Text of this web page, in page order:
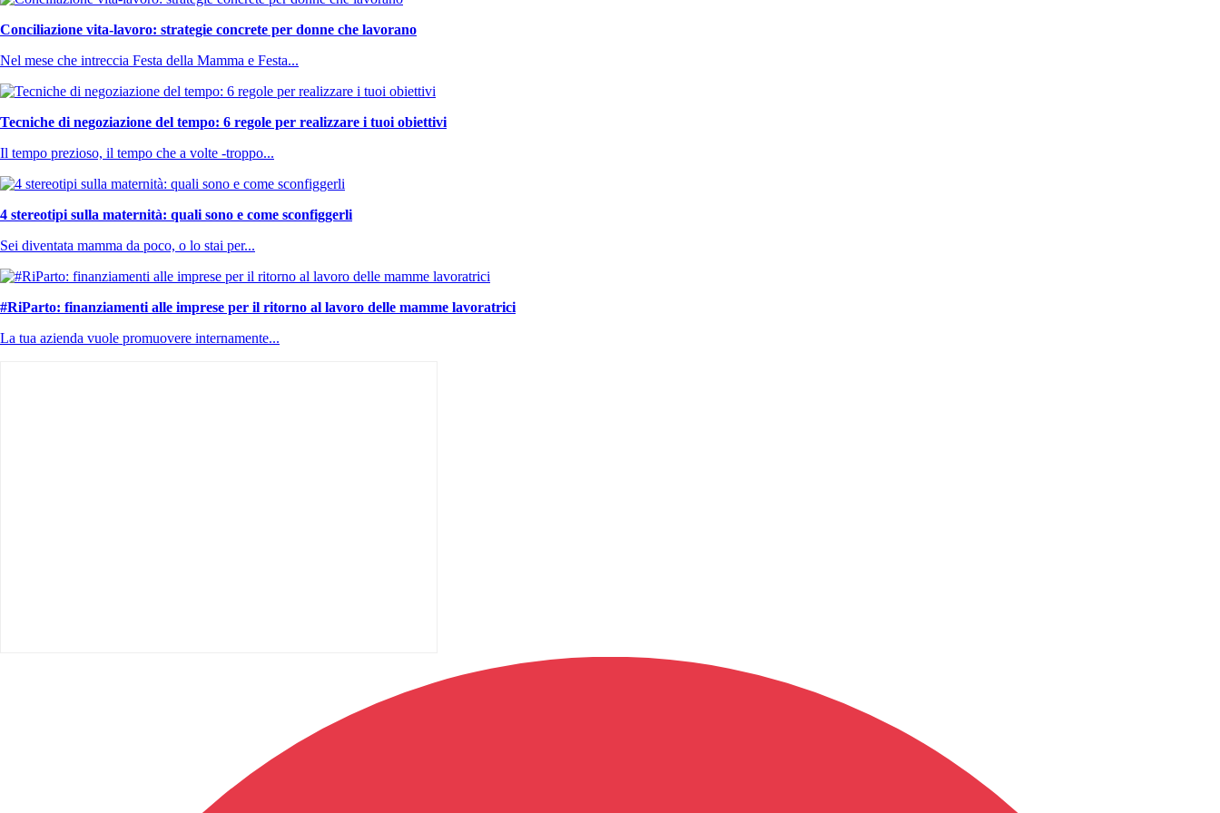
Conciliazione vita-lavoro: strategie concrete per donne che lavorano
Nel mese che intreccia Festa della Mamma e Festa...
Tecniche di negoziazione del tempo: 6 regole per realizzare i tuoi obiettivi
Il tempo prezioso, il tempo che a volte -troppo...
4 stereotipi sulla maternità: quali sono e come sconfiggerli
Sei diventata mamma da poco, o lo stai per...
#RiParto: finanziamenti alle imprese per il ritorno al lavoro delle mamme lavoratrici
La tua azienda vuole promuovere internamente...